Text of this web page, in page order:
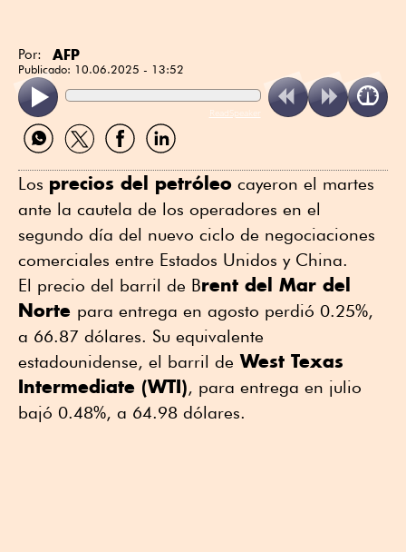
Por: AFP
Publicado: 10.06.2025 - 13:52
ReadSpeaker
Compartir
por
Compartir
por
Compartir
por
Compartir
por
Los precios del petróleo cayeron el martes
ante la cautela de los operadores en el
segundo día del nuevo ciclo de negociaciones
comerciales entre Estados Unidos y China.
El precio del barril de Brent del Mar del
Norte para entrega en agosto perdió 0.25%,
a 66.87 dólares. Su equivalente
estadounidense, el barril de West Texas
Intermediate (WTI), para entrega en julio
bajó 0.48%, a 64.98 dólares.